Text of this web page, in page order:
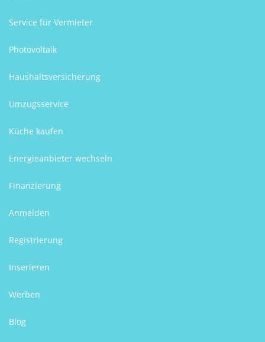
Service für Vermieter
Photovoltaik
Haushaltsversicherung
Umzugsservice
Küche kaufen
Energieanbieter wechseln
Finanzierung
Anmelden
Registrierung
Inserieren
Werben
Blog